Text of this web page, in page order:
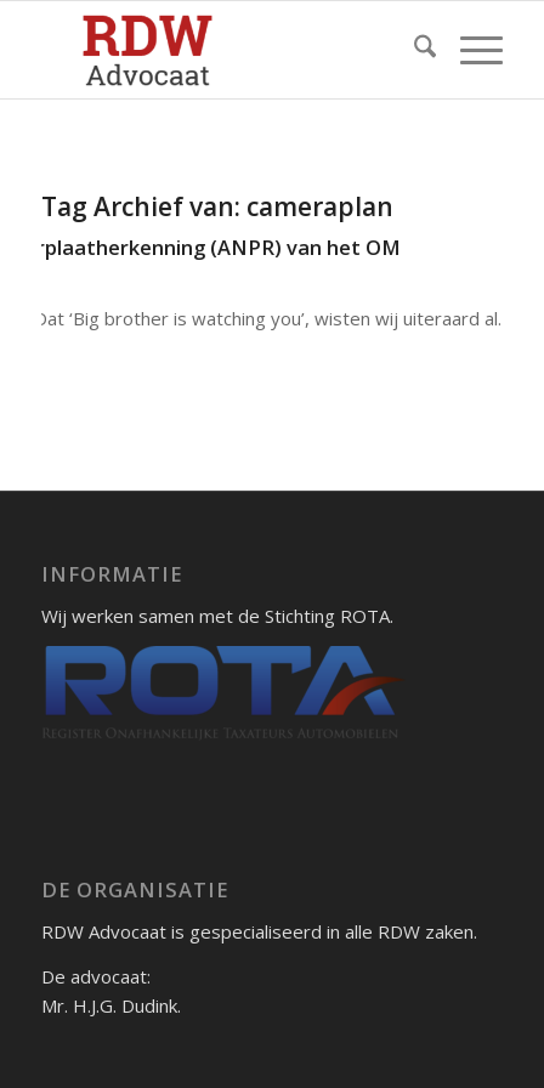
Tag Archief van: cameraplan
(ANPR) van het OM
Dat ‘Big brother is watching you’, wisten wij uiteraard al…
INFORMATIE
Wij werken samen met de Stichting ROTA.
DE ORGANISATIE
RDW Advocaat is gespecialiseerd in alle RDW zaken.
De advocaat:
Mr. H.J.G. Dudink.